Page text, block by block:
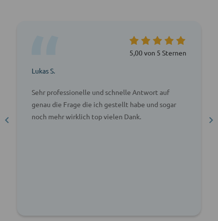
5,00 von 5 Sternen
Lukas S.
Sehr professionelle und schnelle Antwort auf
genau die Frage die ich gestellt habe und sogar
noch mehr wirklich top vielen Dank.